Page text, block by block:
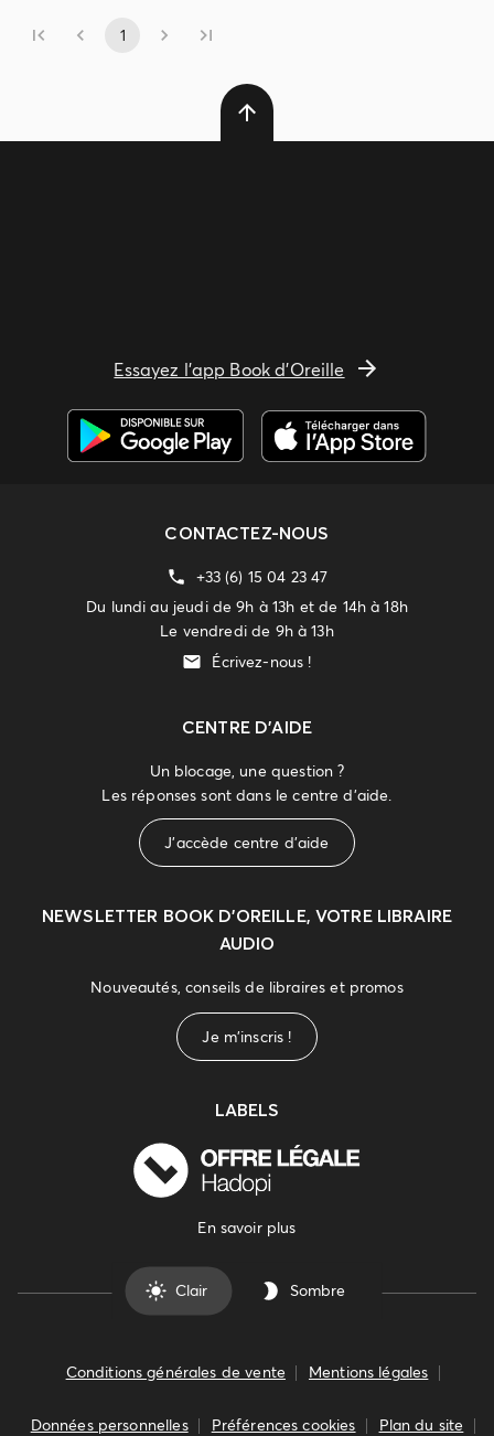
1
Essayez l'app Book d'Oreille
CONTACTEZ-NOUS
+33 (6) 15 04 23 47
Du lundi au jeudi de 9h à 13h et de 14h à 18h
Le vendredi de 9h à 13h
Écrivez-nous !
CENTRE D'AIDE
Un blocage, une question ?
Les réponses sont dans le centre d'aide.
J'accède centre d'aide
NEWSLETTER BOOK D’OREILLE, VOTRE LIBRAIRE
AUDIO
Nouveautés, conseils de libraires et promos
Je m'inscris !
LABELS
En savoir plus
Clair Sombre
Conditions générales de vente Mentions légales
Données personnelles Préférences cookies Plan du site